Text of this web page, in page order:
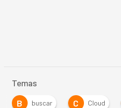
Temas
buscar Cloud